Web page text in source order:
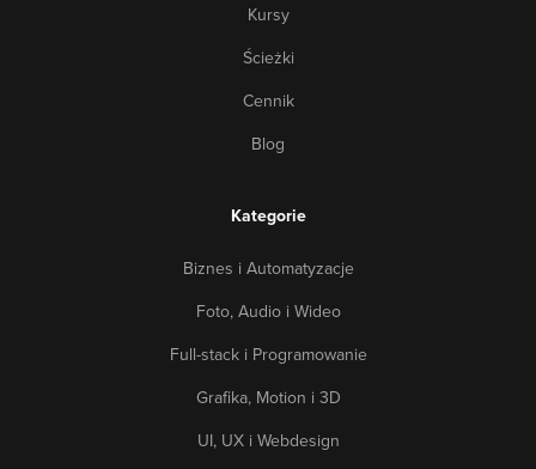
Kursy
Ścieżki
Cennik
Blog
Kategorie
Biznes i Automatyzacje
Foto, Audio i Wideo
Full-stack i Programowanie
Grafika, Motion i 3D
UI, UX i Webdesign